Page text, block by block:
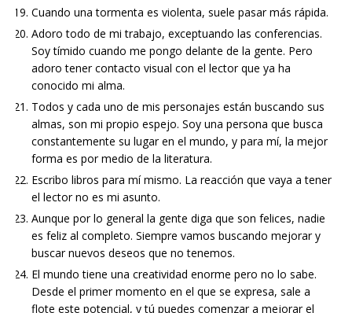
Cuando una tormenta es violenta, suele pasar más rápida.
Adoro todo de mi trabajo, exceptuando las conferencias.
Soy tímido cuando me pongo delante de la gente. Pero
adoro tener contacto visual con el lector que ya ha
conocido mi alma.
Todos y cada uno de mis personajes están buscando sus
almas, son mi propio espejo. Soy una persona que busca
constantemente su lugar en el mundo, y para mí, la mejor
forma es por medio de la literatura.
Escribo libros para mí mismo. La reacción que vaya a tener
el lector no es mi asunto.
Aunque por lo general la gente diga que son felices, nadie
es feliz al completo. Siempre vamos buscando mejorar y
buscar nuevos deseos que no tenemos.
El mundo tiene una creatividad enorme pero no lo sabe.
Desde el primer momento en el que se expresa, sale a
flote este potencial, y tú puedes comenzar a mejorar el